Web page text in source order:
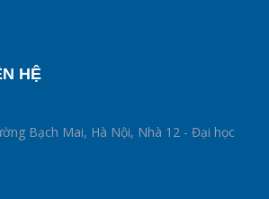
HỆ
Bạch Mai, Hà Nội, Nhà 12 - Đại học